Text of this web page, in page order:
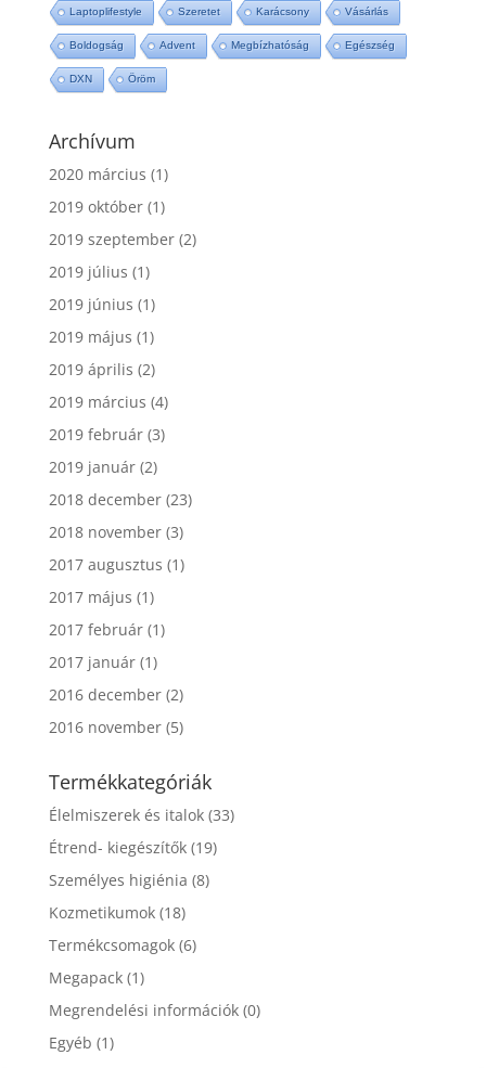
Laptoplifestyle Szeretet Karácsony Vásárlás
Boldogság Advent Megbízhatóság Egészség
DXN Öröm
Archívum
2020 március (1)
2019 október(1)
2019 szeptember(2)
2019 július (1)
2019 június (1)
2019 május (1)
2019 április (2)
2019 március (4)
2019 február(3)
2019 január(2)
2018 december(23)
2018 november(3)
2017 augusztus (1)
2017 május (1)
2017 február(1)
2017 január(1)
2016 december(2)
2016 november(5)
Termékkategóriák
Élelmiszerek és italok (33)
Étrend- kiegészítők (19)
Személyes higiénia (8)
Kozmetikumok (18)
Termékcsomagok (6)
Megapack (1)
Megrendelési információk (0)
Egyéb (1)